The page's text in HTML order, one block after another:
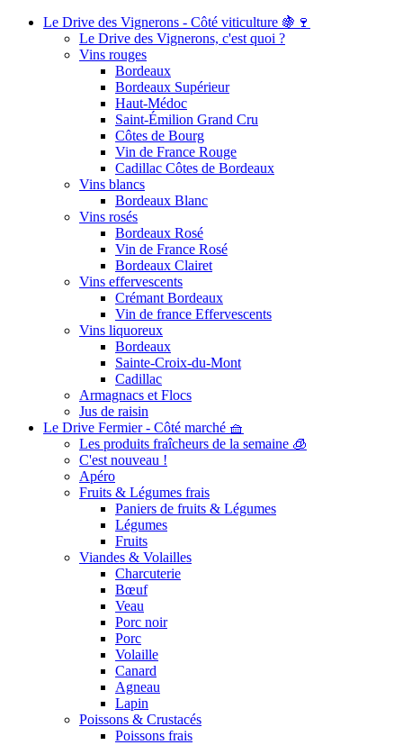
Le Drive des Vignerons - Côté viticulture 🍇🍷
Le Drive des Vignerons, c'est quoi ?
Vins rouges
Bordeaux
Bordeaux Supérieur
Haut-Médoc
Saint-Émilion Grand Cru
Côtes de Bourg
Vin de France Rouge
Cadillac Côtes de Bordeaux
Vins blancs
Bordeaux Blanc
Vins rosés
Bordeaux Rosé
Vin de France Rosé
Bordeaux Clairet
Vins effervescents
Crémant Bordeaux
Vin de france Effervescents
Vins liquoreux
Bordeaux
Sainte-Croix-du-Mont
Cadillac
Armagnacs et Flocs
Jus de raisin
Le Drive Fermier - Côté marché 🧺
Les produits fraîcheurs de la semaine 🧊
C'est nouveau !
Apéro
Fruits & Légumes frais
Paniers de fruits & Légumes
Légumes
Fruits
Viandes & Volailles
Charcuterie
Bœuf
Veau
Porc noir
Porc
Volaille
Canard
Agneau
Lapin
Poissons & Crustacés
Poissons frais